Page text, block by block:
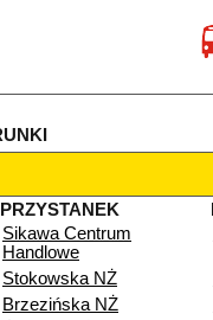
PRZYSTANEK
Sikawa Centrum
Handlowe
Stokowska NŻ
Brzezińska NŻ